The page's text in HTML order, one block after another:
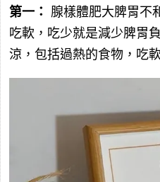
第一： 腺樣體肥大脾胃不
吃軟，吃少就是減少脾胃
涼，包括過熱的食物，吃